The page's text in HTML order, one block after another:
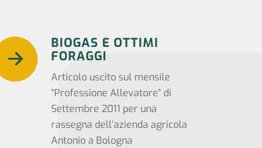
BIOGAS E OTTIMI
FORAGGI
Articolo uscito sul mensile
“Professione Allevatore” di
Settembre 2011 per una
rassegna dell’azienda agricola
Antonio a Bologna